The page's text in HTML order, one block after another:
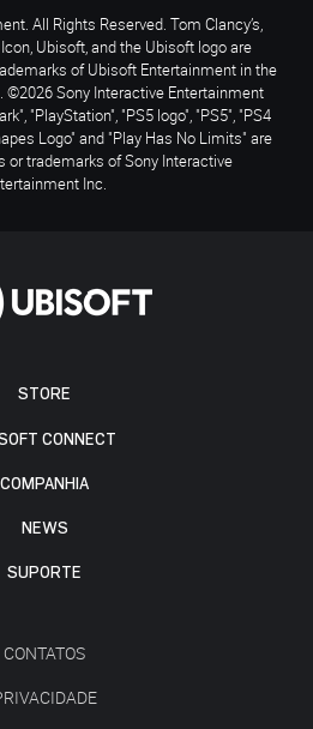
STORE
CONNECT
COMPANHIA
NEWS
SUPORTE
CONTATOS
All Rights Reserved. Tom Clancy’s,
Ubisoft, and the Ubisoft logo are
of Ubisoft Entertainment in the
©2026 Sony Interactive Entertainment
"PlayStation", "PS5 logo", "PS5", "PS4
Logo" and "Play Has No Limits" are
or trademarks of Sony Interactive
Inc.